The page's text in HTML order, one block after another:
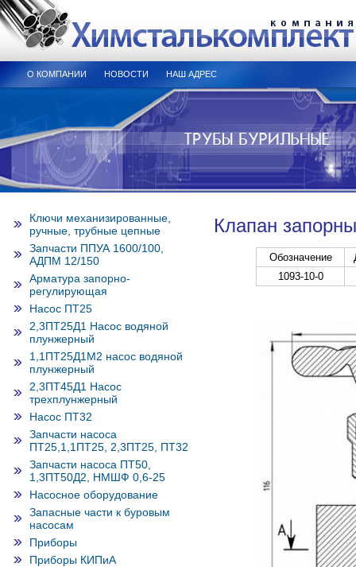
О КОМПАНИИ НОВОСТИ НАШ АДРЕС
Ключи механизированные,
ручные, трубные цепные
Запчасти ППУА 1600/100,
АДПМ 12/150
Арматура запорно-
регулирующая
Насос ПТ25
2,3ПТ25Д1 Насос водяной
плунжерный
1,1ПТ25Д1М2 насос водяной
плунжерный
2,3ПТ45Д1 Насос
трехплунжерный
Насос ПТ32
Запчасти насоса
ПТ25,1,1ПТ25, 2,3ПТ25, ПТ32
Запчасти насоса ПТ50,
1,3ПТ50Д2, НМШФ 0,6-25
Насосное оборудование
Запасные части к буровым
насосам
Приборы
Приборы КИПиА
Клапан
Обозначение
1093-10-0